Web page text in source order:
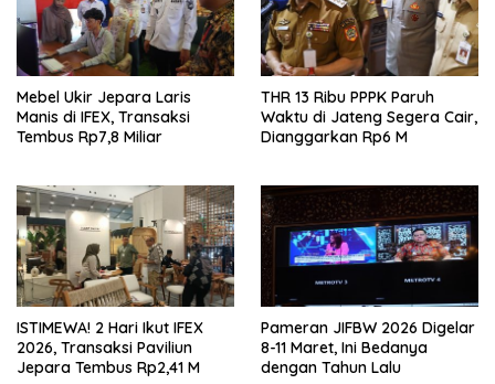
Mebel Ukir Jepara Laris
Manis di IFEX, Transaksi
Tembus Rp7,8 Miliar
THR 13 Ribu PPPK Paruh
Waktu di Jateng Segera Cair,
Dianggarkan Rp6 M
ISTIMEWA! 2 Hari Ikut IFEX
2026, Transaksi Paviliun
Jepara Tembus Rp2,41 M
Pameran JIFBW 2026 Digelar
8-11 Maret, Ini Bedanya
dengan Tahun Lalu